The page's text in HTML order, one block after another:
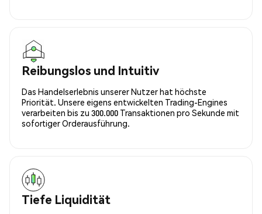
Reibungslos und Intuitiv
Das Handelserlebnis unserer Nutzer hat höchste
Priorität. Unsere eigens entwickelten Trading-Engines
verarbeiten bis zu 300.000 Transaktionen pro Sekunde mit
sofortiger Orderausführung.
Tiefe Liquidität